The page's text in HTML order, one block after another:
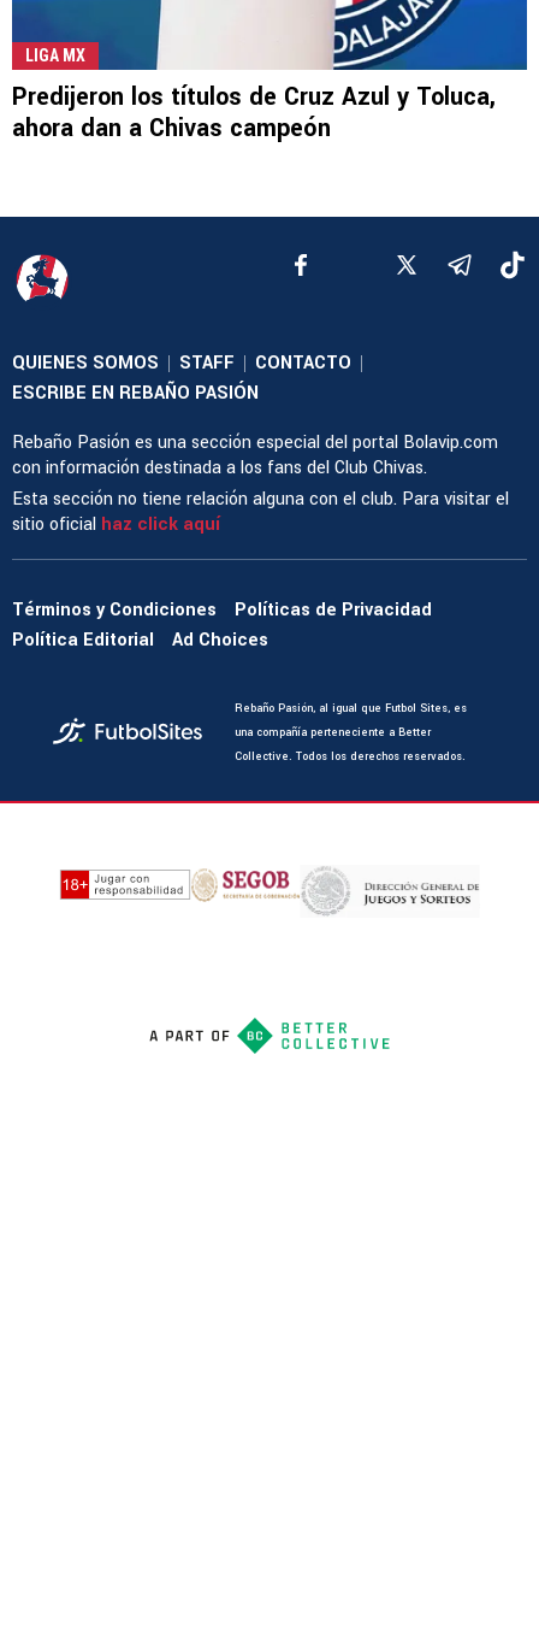
LIGA MX
Predijeron los títulos de Cruz Azul y Toluca,
ahora dan a Chivas campeón
QUIENES SOMOS | STAFF | CONTACTO |
ESCRIBE EN REBAÑO PASIÓN
Rebaño Pasión es una sección especial del portal Bolavip.com
con información destinada a los fans del Club Chivas.
Esta sección no tiene relación alguna con el club. Para visitar el
sitio oficial haz click aquí
Términos y Condiciones
Políticas de Privacidad
Política Editorial
Ad Choices
Rebaño Pasión, al igual que Futbol Sites, es
una compañía perteneciente a Better
Collective. Todos los derechos reservados.